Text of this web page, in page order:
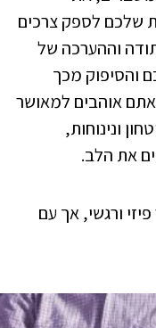
שלכם לספק צרכים
וההערכה של
והסיפוק מכך
אוהבים למאושר
ונינוחות,
את הלב.
ורגשי, אך עם